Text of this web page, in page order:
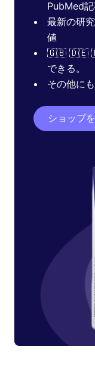
PubMed記
最新の研
値
🇬🇧 🇩🇪
できる。
その他に
ショップ